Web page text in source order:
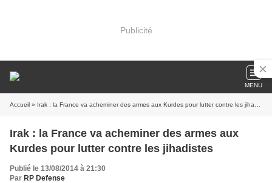
Publicité
MENU
Accueil » Irak : la France va acheminer des armes aux Kurdes pour lutter contre les jihadistes
Irak : la France va acheminer des armes aux
Kurdes pour lutter contre les jihadistes
Publié le 13/08/2014 à 21:30
Par RP Defense